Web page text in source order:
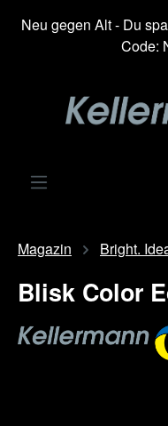
springen
Neu gegen Alt - Du
Code:
Magazin Bright.
Blisk Color